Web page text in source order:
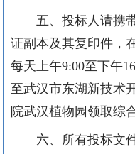
五、投标人请携
证副本及其复印件，
每天上午9:00至下午
至武汉市东湖新技术
院武汉植物园领取综
六、所有投标文